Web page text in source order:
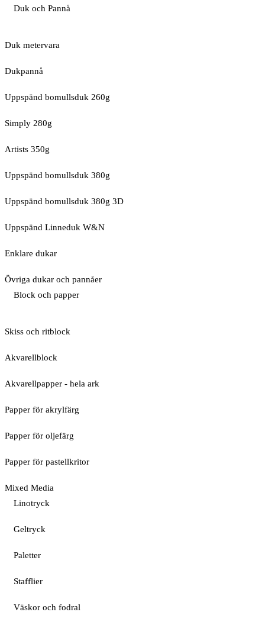
Duk och Pannå
Duk metervara
Dukpannå
Uppspänd bomullsduk 260g
Simply 280g
Artists 350g
Uppspänd bomullsduk 380g
Uppspänd bomullsduk 380g 3D
Uppspänd Linneduk W&N
Enklare dukar
Övriga dukar och pannåer
Block och papper
Skiss och ritblock
Akvarellblock
Akvarellpapper - hela ark
Papper för akrylfärg
Papper för oljefärg
Papper för pastellkritor
Mixed Media
Linotryck
Geltryck
Paletter
Stafflier
Väskor och fodral